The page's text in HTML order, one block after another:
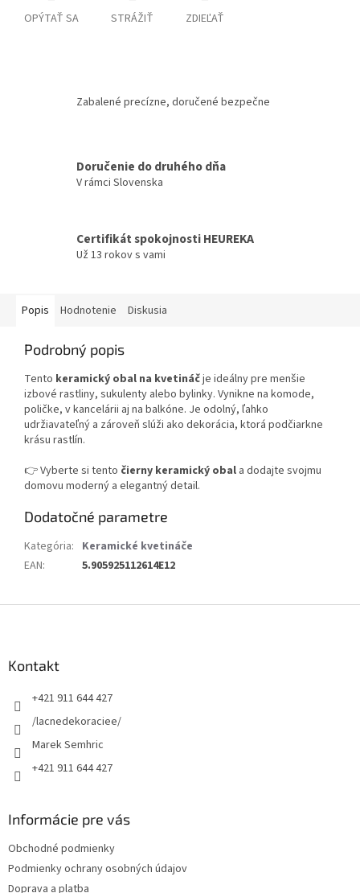
OPÝTAŤ SA STRÁŽIŤ ZDIEĽAŤ
Zabalené precízne, doručené bezpečne
Doručenie do druhého dňa
V rámci Slovenska
Certifikát spokojnosti HEUREKA
Už 13 rokov s vami
Popis Hodnotenie Diskusia
Podrobný popis
Tento keramický obal na kvetináčje ideálny pre menšie
izbové rastliny, sukulenty alebo bylinky. Vynikne na komode,
poličke, v kancelárii aj na balkóne. Je odolný, ľahko
udržiavateľný a zároveň slúži ako dekorácia, ktorá podčiarkne
krásu rastlín.
👉 Vyberte si tento čierny keramický obal a dodajte svojmu
domovu moderný a elegantný detail.
Dodatočné parametre
Kategória: Keramické kvetináče
EAN: 5.905925112614E12
Kontakt
+421 911 644 427
/lacnedekoraciee/
Marek Semhric
+421 911 644 427
Informácie pre vás
Obchodné podmienky
Podmienky ochrany osobných údajov
Doprava a platba